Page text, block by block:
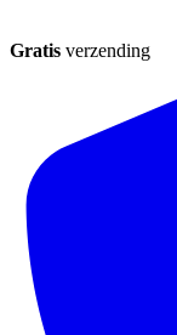
Gratis verzending